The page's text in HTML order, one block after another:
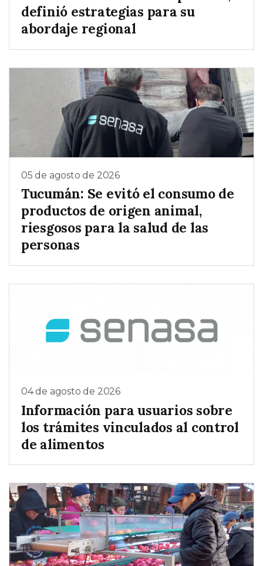
definió estrategias para su
abordaje regional
05 de agosto de 2026
Tucumán: Se evitó el consumo de
productos de origen animal,
riesgosos para la salud de las
personas
04 de agosto de 2026
Información para usuarios sobre
los trámites vinculados al control
de alimentos